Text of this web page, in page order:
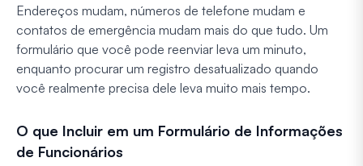
Endereços mudam, números de telefone mudam e
contatos de emergência mudam mais do que tudo. Um
formulário que você pode reenviar leva um minuto,
enquanto procurar um registro desatualizado quando
você realmente precisa dele leva muito mais tempo.
O que Incluir em um Formulário de Informações
de Funcionários